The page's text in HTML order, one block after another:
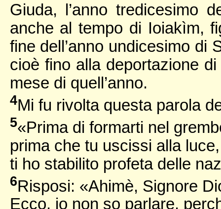
Giuda, l’anno tredicesimo
anche al tempo di Ioiakìm,
fine dell’anno undicesimo di
cioè fino alla deportazione
mese di quell’anno.
4Mi fu rivolta questa parola
5«Prima di formarti nel
prima che tu uscissi alla
ti ho stabilito profeta delle
6Risposi: «Ahimè, Signore
Ecco, io non so parlare,